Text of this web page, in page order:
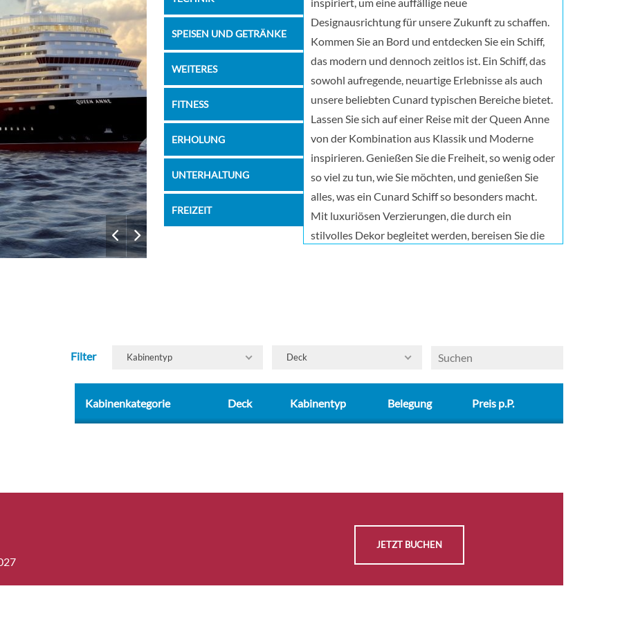
– –
– –
– –
– –
– –
– –
– –
–
– –
SPEISEN UND GETRÄNKE
WEITERES
FITNESS
ERHOLUNG
UNTERHALTUNG
FREIZEIT
Designausrichtung für unsere Zukunft zu schaffen.
Kommen Sie an Bord und entdecken Sie ein Schiff,
das modern und dennoch zeitlos ist. Ein Schiff, das
sowohl aufregende, neuartige Erlebnisse als auch
unsere beliebten Cunard typischen Bereiche bietet.
Lassen Sie sich auf einer Reise mit der Queen Anne
von der Kombination aus Klassik und Moderne
inspirieren. Genießen Sie die Freiheit, so wenig oder
so viel zu tun, wie Sie möchten, und genießen Sie
alles, was ein Cunard Schiff so besonders macht.
Mit luxuriösen Verzierungen, die durch ein
stilvolles Dekor begleitet werden, bereisen Sie die
besondere Gefühl, wenn Sie zum Galaabend die
kleinen aber feinen Details gekümmert haben. Wir
Filter Kabinentyp Deck
Kabinenkategorie Deck Kabinentyp Belegung Preis p.P.
JETZT BUCHEN